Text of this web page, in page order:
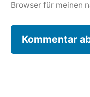
Browser für meinen